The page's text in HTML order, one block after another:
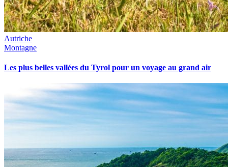
Autriche
Montagne
Les plus belles vallées du Tyrol pour un voyage au grand air